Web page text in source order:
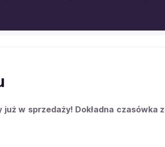
już w sprzedaży! Dokładna